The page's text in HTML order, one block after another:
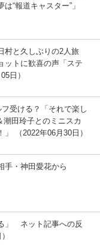
“報道キャスター”」
村と久しぶりの2人旅
ットに歓喜の声「ステ
日）
受ける？「それで楽し
田玲子とのミニスカ
（2022年06月30日）
手・神田愛花から
」 ネット記事への反